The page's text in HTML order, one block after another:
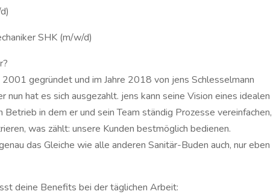
SHK (m/w/d)
gegründet und im Jahre 2018 von jens Schlesselmann
nun hat es sich ausgezahlt. jens kann seine Vision eines idealen
in dem er und sein Team ständig Prozesse vereinfachen,
was zählt: unsere Kunden bestmöglich bedienen.
das Gleiche wie alle anderen Sanitär-Buden auch, nur eben
deine Benefits bei der täglichen Arbeit: